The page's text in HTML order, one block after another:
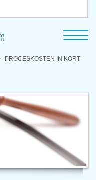
PROCESKOSTEN IN KORT